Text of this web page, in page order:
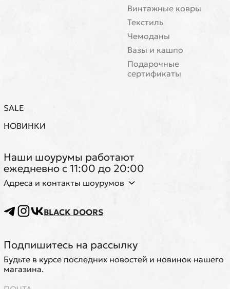
Винтажные ковры
Текстиль
Чемоданы
Вазы и кашпо
Подарочные
сертификаты
SALE
НОВИНКИ
Наши шоурумы работают
ежедневно с 11:00 до 20:00
Адреса и контакты шоурумов
BLACK DOORS
Подпишитесь на рассылку
Будьте в курсе последних новостей и новинок нашего
магазина.